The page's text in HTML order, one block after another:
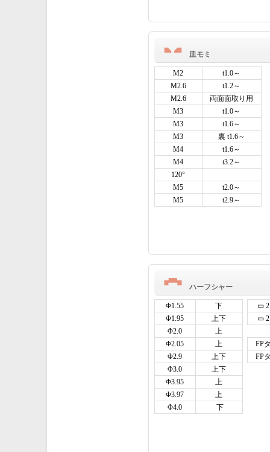
皿モミ
M2
t1.0～
M2.6
t1.2～
M2.6
両面面取り用
M3
t1.0～
M3
t1.6～
M3
裏 t1.6～
M4
t1.6～
M4
t3.2～
120°
M5
t2.0～
M5
t2.9～
ハーフシャー
Φ1.55 下
▭
Φ1.95
上下
▭
Φ2.0
上
Φ2.05
上
FP
Φ2.9
上下
FP
Φ3.0
上下
Φ3.95
上
Φ3.97
上
Φ4.0
下